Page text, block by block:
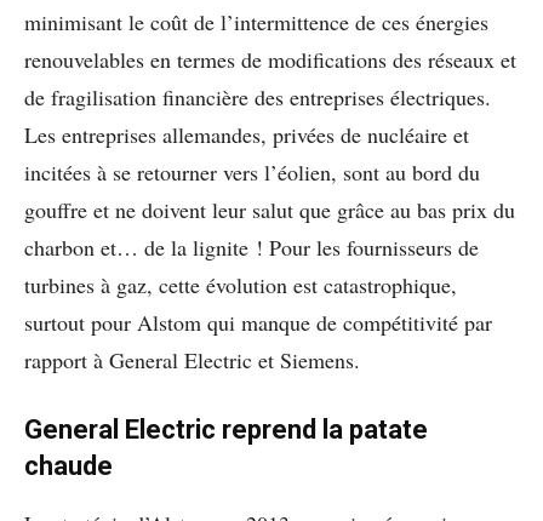
minimisant le coût de l’intermittence de ces énergies
renouvelables en termes de modifications des réseaux et
de fragilisation financière des entreprises électriques.
Les entreprises allemandes, privées de nucléaire et
incitées à se retourner vers l’éolien, sont au bord du
gouffre et ne doivent leur salut que grâce au bas prix du
charbon et… de la lignite ! Pour les fournisseurs de
turbines à gaz, cette évolution est catastrophique,
surtout pour Alstom qui manque de compétitivité par
rapport à General Electric et Siemens.
General Electric reprend la patate
chaude